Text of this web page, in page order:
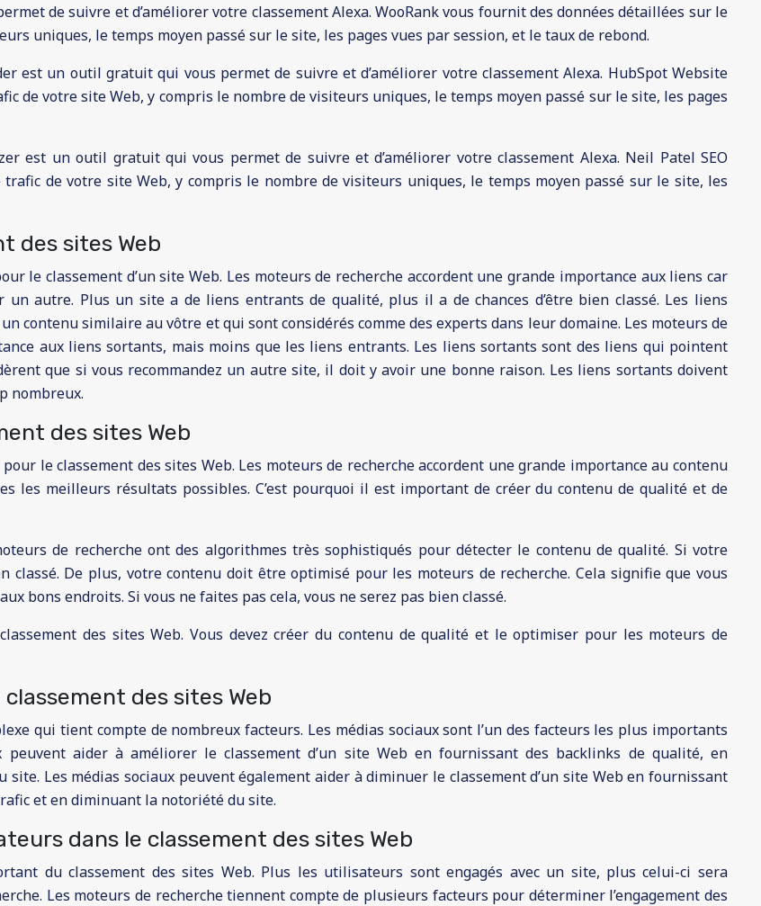
de suivre et d’améliorer votre classement Alexa. WooRank vous fournit des données détaillées sur le
uniques, le temps moyen passé sur le site, les pages vues par session, et le taux de rebond.
est un outil gratuit qui vous permet de suivre et d’améliorer votre classement Alexa. HubSpot Website
de votre site Web, y compris le nombre de visiteurs uniques, le temps moyen passé sur le site, les pages
est un outil gratuit qui vous permet de suivre et d’améliorer votre classement Alexa. Neil Patel SEO
de votre site Web, y compris le nombre de visiteurs uniques, le temps moyen passé sur le site, les
des sites Web
le classement d’un site Web. Les moteurs de recherche accordent une grande importance aux liens car
autre. Plus un site a de liens entrants de qualité, plus il a de chances d’être bien classé. Les liens
contenu similaire au vôtre et qui sont considérés comme des experts dans leur domaine. Les moteurs de
aux liens sortants, mais moins que les liens entrants. Les liens sortants sont des liens qui pointent
que si vous recommandez un autre site, il doit y avoir une bonne raison. Les liens sortants doivent
nombreux.
des sites Web
le classement des sites Web. Les moteurs de recherche accordent une grande importance au contenu
les meilleurs résultats possibles. C’est pourquoi il est important de créer du contenu de qualité et de
de recherche ont des algorithmes très sophistiqués pour détecter le contenu de qualité. Si votre
classé. De plus, votre contenu doit être optimisé pour les moteurs de recherche. Cela signifie que vous
bons endroits. Si vous ne faites pas cela, vous ne serez pas bien classé.
des sites Web. Vous devez créer du contenu de qualité et le optimiser pour les moteurs de
des sites Web
qui tient compte de nombreux facteurs. Les médias sociaux sont l’un des facteurs les plus importants
peuvent aider à améliorer le classement d’un site Web en fournissant des backlinks de qualité, en
Les médias sociaux peuvent également aider à diminuer le classement d’un site Web en fournissant
et en diminuant la notoriété du site.
dans le classement des sites Web
du classement des sites Web. Plus les utilisateurs sont engagés avec un site, plus celui-ci sera
Les moteurs de recherche tiennent compte de plusieurs facteurs pour déterminer l’engagement des